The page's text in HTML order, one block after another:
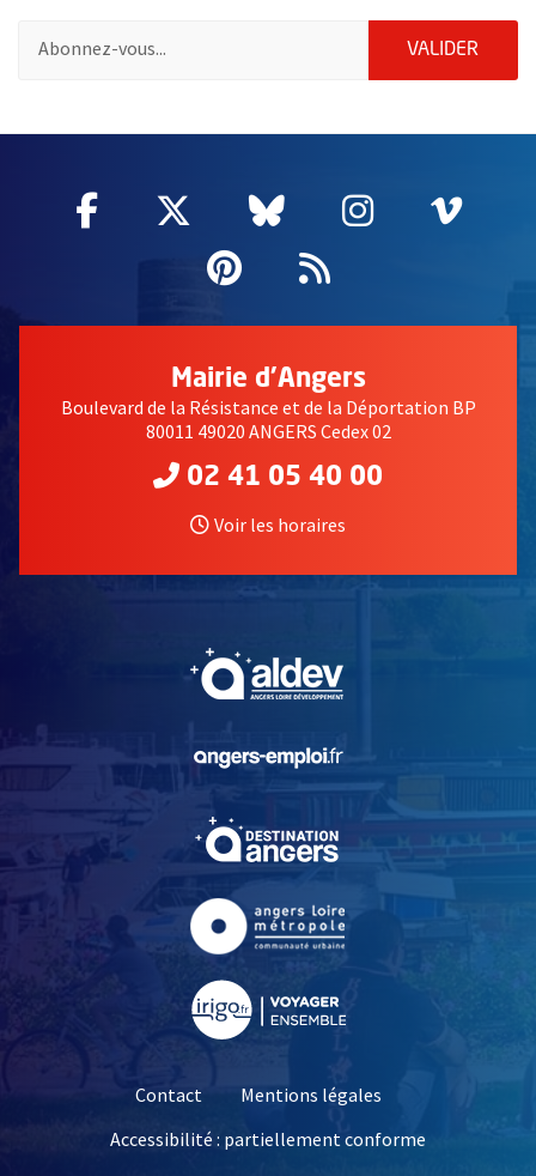
VALIDER
Facebook
, Ouvre une nouvelle fenêtre
Twitter
, Ouvre une nouvelle
Bluesky
, Ouvre une
Instagram
, Ouvre
,
Pinterest
, Ouvre une
Flux RSS
Mairie d'Angers
Boulevard de la Résistance et de la Déportation BP
80011 49020 ANGERS Cedex 02
02 41 05 40 00
Voir les horaires
, Ouvre une nouvelle
, Ouvre une nouvelle
Contact
Mentions légales
Accessibilité : partiellement conforme